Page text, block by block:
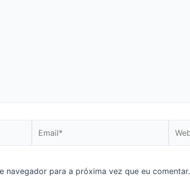
navegador para a próxima vez que eu comentar.